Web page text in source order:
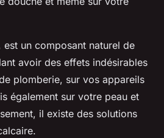
de lecture
un composant naturel de
avoir des effets indésirables
plomberie, sur vos appareils
également sur votre peau et
il existe des solutions